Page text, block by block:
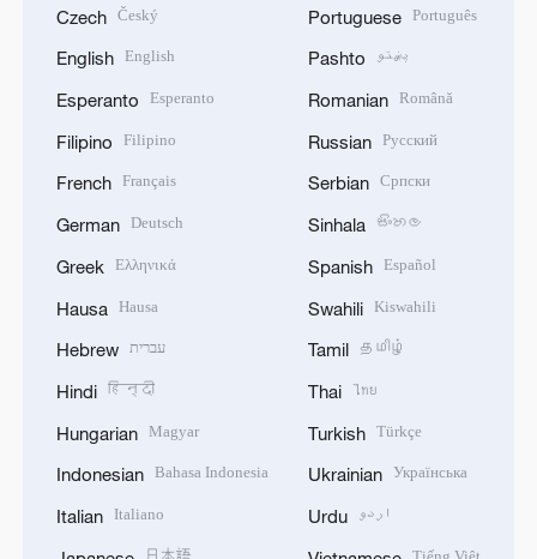
Czech Český
English English
Esperanto Esperanto
Filipino Filipino
French Français
German Deutsch
Greek Ελληνικά
Hausa Hausa
Hebrew עברית
Hindi हिन्दी
Hungarian Magyar
Indonesian Bahasa Indonesia
Italian Italiano
Portuguese Português
Pashto پښتو
Romanian Română
Russian Русский
Serbian Српски
Sinhala සිංහල
Spanish Español
Swahili Kiswahili
Tamil தமிழ்
Thai ไทย
Turkish Türkçe
Ukrainian Українська
Urdu اردو